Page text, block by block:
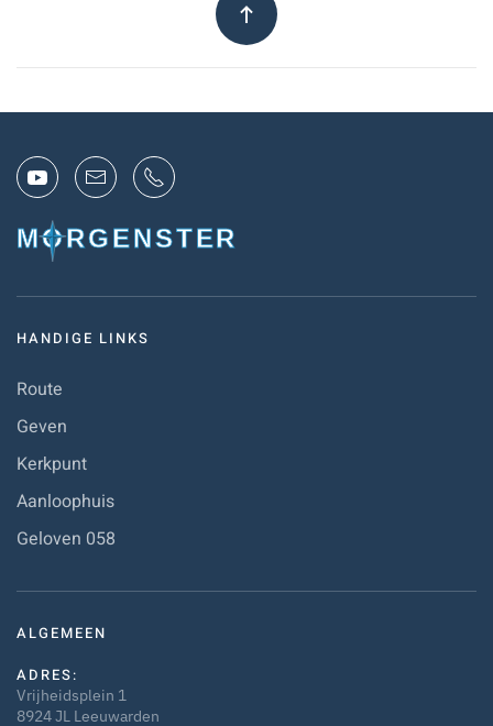
HANDIGE LINKS
Route
Geven
Kerkpunt
Aanloophuis
Geloven 058
ALGEMEEN
ADRES:
Vrijheidsplein 1
8924 JL Leeuwarden